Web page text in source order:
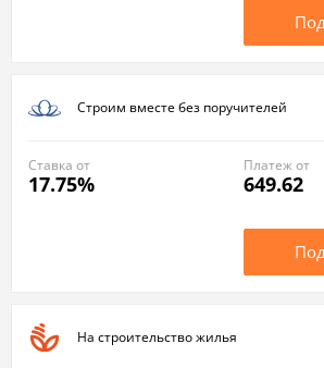
Строим вместе без поручителей
17.75%
Ставка от
649.62
Платеж от
На строительство жилья